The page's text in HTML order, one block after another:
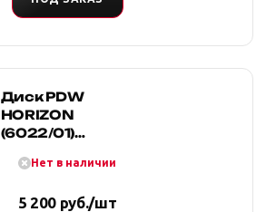
Диск PDW
HORIZON
(6022/01)
D110.5 ET 25
Нет в наличии
5 200 руб./шт